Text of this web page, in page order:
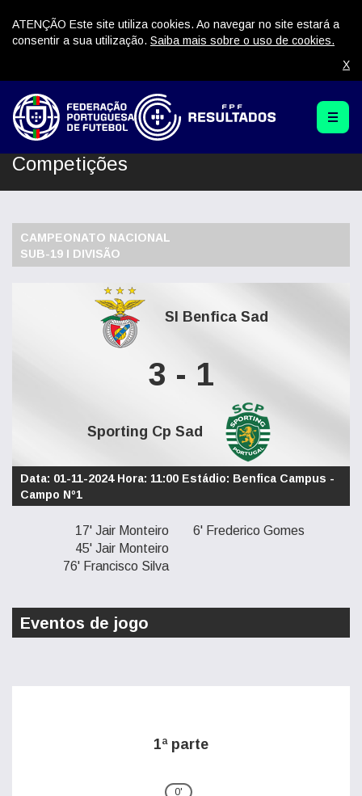
ATENÇÃO Este site utiliza cookies. Ao navegar no site estará a
consentir a sua utilização. Saiba mais sobre o uso de cookies.
X
Competições
CAMPEONATO NACIONAL
SUB-19 I DIVISÃO
Sl Benfica Sad
3 - 1
Sporting Cp Sad
Data: 01-11-2024 Hora: 11:00 Estádio: Benfica Campus -
Campo Nº1
17' Jair Monteiro
45' Jair Monteiro
76' Francisco Silva
6' Frederico Gomes
Eventos de jogo
1ª parte
0'